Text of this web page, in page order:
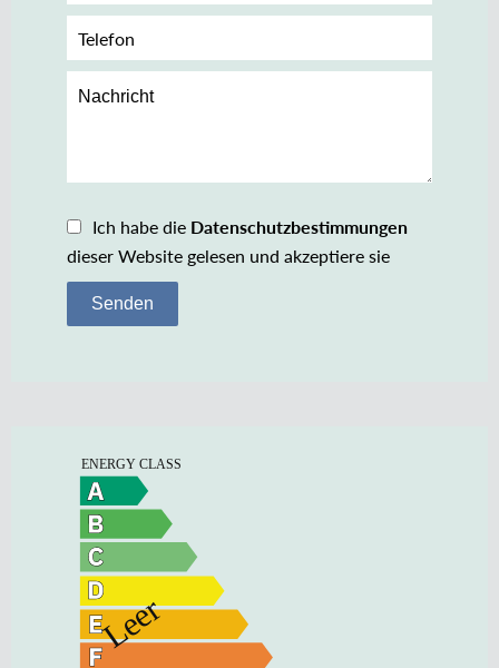
Ich habe die Datenschutzbestimmungen
dieser Website gelesen und akzeptiere sie
Senden